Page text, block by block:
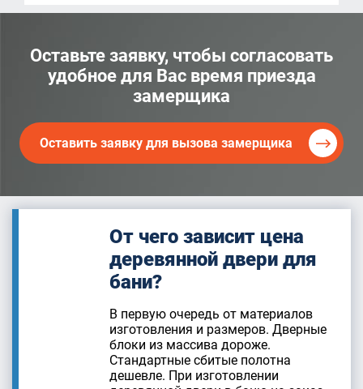
Оставьте заявку, чтобы согласовать
удобное для Вас время приезда
замерщика
Оставить заявку для вызова замерщика
От чего зависит цена
деревянной двери для
бани?
В первую очередь от материалов
изготовления и размеров. Дверные
блоки из массива дороже.
Стандартные сбитые полотна
дешевле. При изготовлении